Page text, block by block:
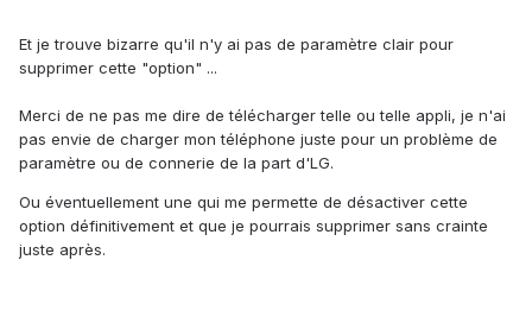
Et je trouve bizarre qu'il n'y ai pas de paramètre clair pour
supprimer cette "option" ...
Merci de ne pas me dire de télécharger telle ou telle appli, je n'ai
pas envie de charger mon téléphone juste pour un problème de
paramètre ou de connerie de la part d'LG.
Ou éventuellement une qui me permette de désactiver cette
option définitivement et que je pourrais supprimer sans crainte
juste après.